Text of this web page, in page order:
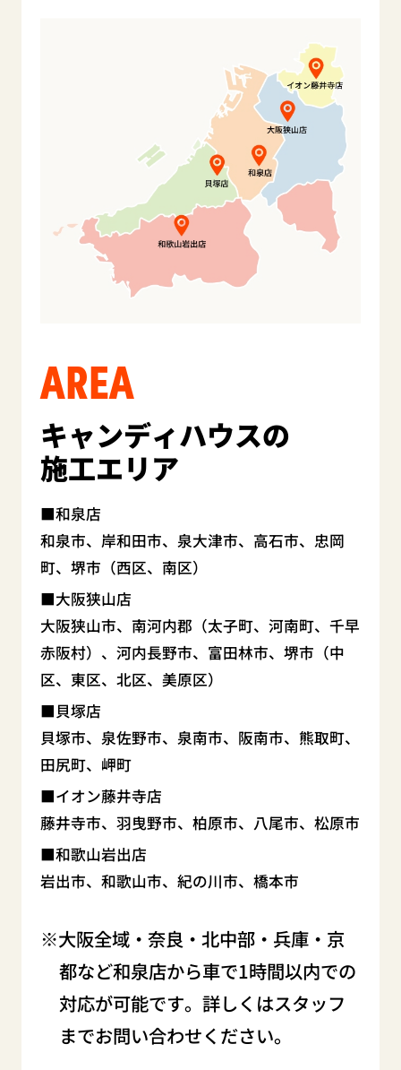
AREA
キャンディハウスの
施工エリア
和泉店
和泉市、岸和田市、泉大津市、高石市、忠岡
町、堺市（西区、南区）
大阪狭山店
大阪狭山市、南河内郡（太子町、河南町、千早
赤阪村）、河内長野市、富田林市、堺市（中
区、東区、北区、美原区）
貝塚店
貝塚市、泉佐野市、泉南市、阪南市、熊取町、
田尻町、岬町
イオン藤井寺店
藤井寺市、羽曳野市、柏原市、八尾市、松原市
和歌山岩出店
岩出市、和歌山市、紀の川市、橋本市
大阪全域・奈良・北中部・兵庫・京
都など和泉店から車で1時間以内での
対応が可能です。詳しくはスタッフ
までお問い合わせください。